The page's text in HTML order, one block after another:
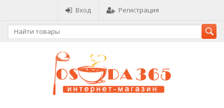
Вход Регистрация